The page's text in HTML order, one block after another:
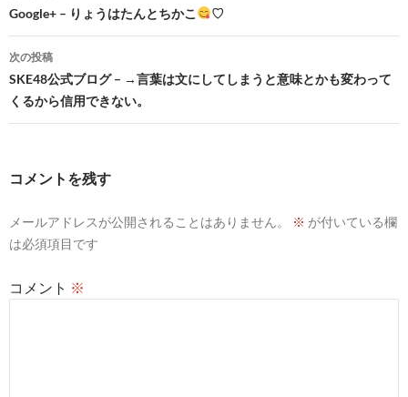
稿
ナ
ビ
ゲ
シ
ン
Google+ – りょうはたんとちかこ ♡
次の投稿
SKE48公式ブログ – →言葉は文にしてしまうと意味とかも変わって
くるから信用できない。
コメントを残す
メールアドレスが公開されることはありません。 ※ が付いている欄
は必須項目です
コメント ※